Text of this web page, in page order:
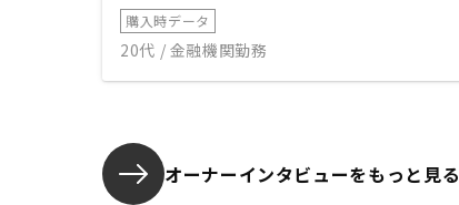
購入時データ
20代 / 金融機関勤務
オーナーインタビューをもっと見る